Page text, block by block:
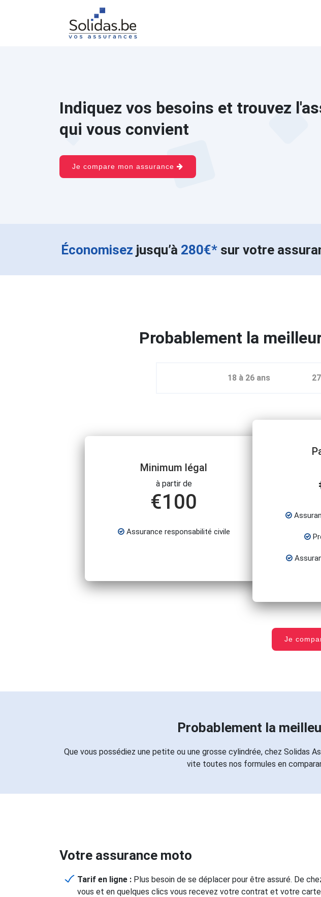
Indiquez vos besoins et trouvez
qui vous convient
Je compare mon assurance
Économisez jusqu’à 280€* sur votre
Probablement la
18 à 26 ans
Minimum légal
à partir de
€100
Assurance responsabilité civile
Je
Probablement la
Que vous possédiez une petite ou une grosse cylindrée, chez Solidas
vite toutes nos formules en
Votre assurance moto
Tarif en ligne : Plus besoin de se déplacer pour être assuré. De
vous et en quelques clics vous recevez votre contrat et votre carte